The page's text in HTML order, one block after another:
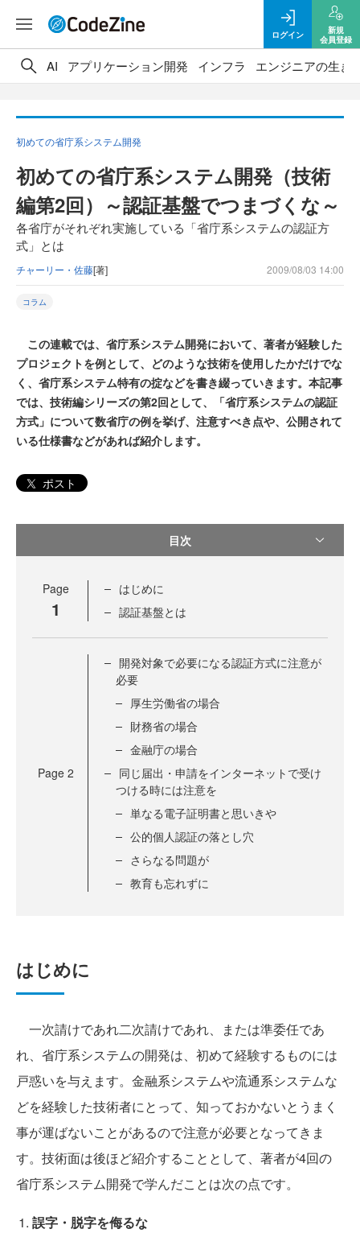
ログイン
新規
会員登録
AI アプリケーション開発 インフラ エンジニアの生き
初めての省庁系システム開発
初めての省庁系システム開発（技術
編第2回）～認証基盤でつまづくな～
各省庁がそれぞれ実施している「省庁系システムの認証方
式」とは
チャーリー・佐藤[著] 2009/08/03 14:00
コラム
この連載では、省庁系システム開発において、著者が経験した
プロジェクトを例として、どのような技術を使用したかだけでな
く、省庁系システム特有の掟などを書き綴っていきます。本記事
では、技術編シリーズの第2回として、「省庁系システムの認証
方式」について数省庁の例を挙げ、注意すべき点や、公開されて
いる仕様書などがあれば紹介します。
ポスト
目次
Page
1
はじめに
認証基盤とは
Page 2
開発対象で必要になる認証方式に注意が
必要
厚生労働省の場合
財務省の場合
金融庁の場合
同じ届出・申請をインターネットで受け
つける時には注意を
単なる電子証明書と思いきや
公的個人認証の落とし穴
さらなる問題が
教育も忘れずに
はじめに
一次請けであれ二次請けであれ、または準委任であ
れ、省庁系システムの開発は、初めて経験するものには
戸惑いを与えます。金融系システムや流通系システムな
どを経験した技術者にとって、知っておかないとうまく
事が運ばないことがあるので注意が必要となってきま
す。技術面は後ほど紹介することとして、著者が4回の
省庁系システム開発で学んだことは次の点です。
誤字・脱字を侮るな